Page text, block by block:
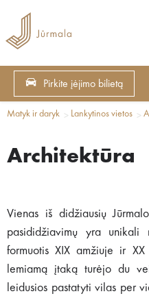
Pirkite įėjimo bilietą
Matyk ir daryk Lankytinos vietos
Architektūra
Vienas iš didžiausių
pasididžiavimų yra unikali
formuotis XIX amžiuje ir
lemiamą įtaką turėjo du
leidusios pastatyti vilas per